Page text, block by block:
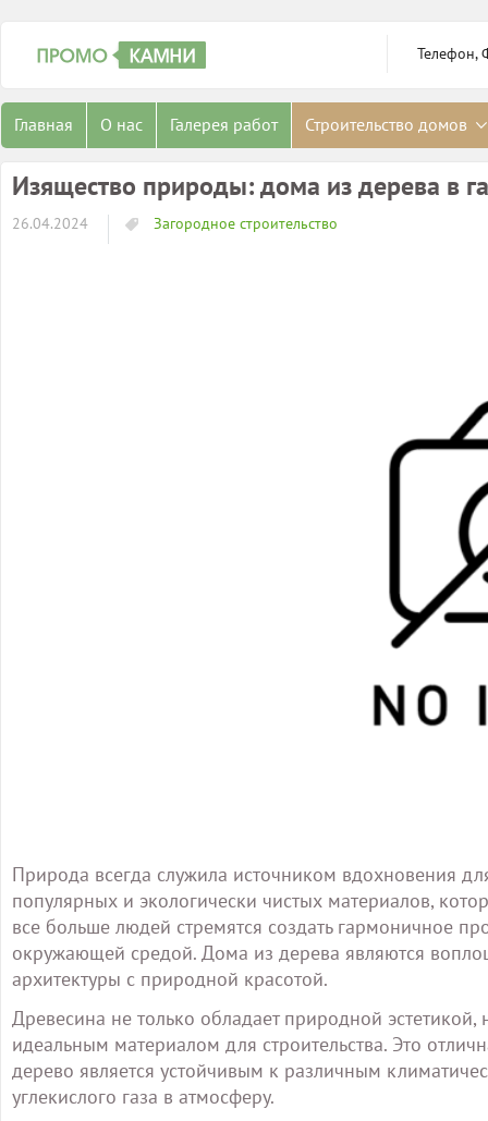
Телефон,
Главная О нас Галерея работ Строительство домов
Изящество природы: дома из дерева в
26.04.2024 Загородное строительство
Природа всегда служила источником вдохновения
популярных и экологически чистых материалов,
все больше людей стремятся создать гармоничное
окружающей средой. Дома из дерева являются
архитектуры с природной красотой.
Древесина не только обладает природной
идеальным материалом для строительства. Это
дерево является устойчивым к различным
углекислого газа в атмосферу.